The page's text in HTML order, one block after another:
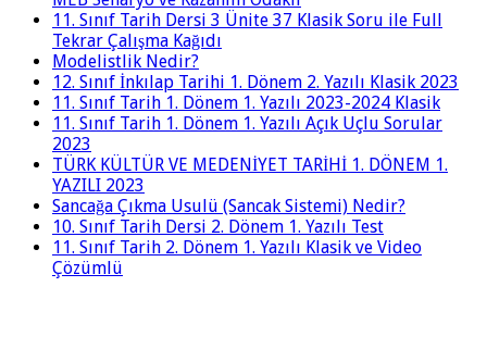
11. Sınıf Tarih Dersi 3 Ünite 37 Klasik Soru ile Full
Tekrar Çalışma Kağıdı
Modelistlik Nedir?
12. Sınıf İnkılap Tarihi 1. Dönem 2. Yazılı Klasik 2023
11. Sınıf Tarih 1. Dönem 1. Yazılı 2023-2024 Klasik
11. Sınıf Tarih 1. Dönem 1. Yazılı Açık Uçlu Sorular
2023
TÜRK KÜLTÜR VE MEDENİYET TARİHİ 1. DÖNEM 1.
YAZILI 2023
Sancağa Çıkma Usulü (Sancak Sistemi) Nedir?
10. Sınıf Tarih Dersi 2. Dönem 1. Yazılı Test
11. Sınıf Tarih 2. Dönem 1. Yazılı Klasik ve Video
Çözümlü